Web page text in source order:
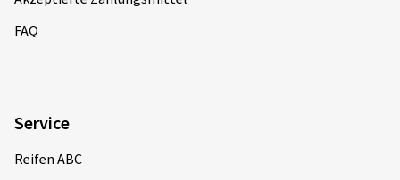
FAQ
Service
Reifen ABC